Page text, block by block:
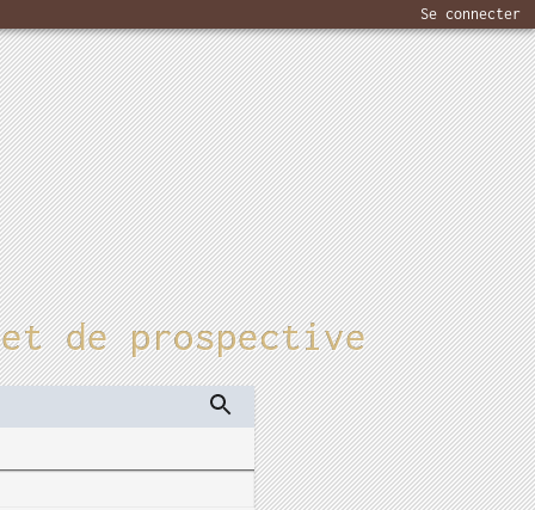
Se connecter
de prospective